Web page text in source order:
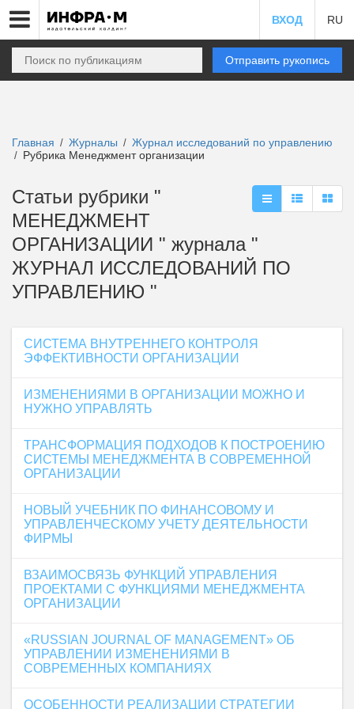
ВХОД RU
Отправить рукопись
Главная / Журналы / Журнал исследований по управлению
/ Рубрика Менеджмент организации
Статьи рубрики "
МЕНЕДЖМЕНТ
ОРГАНИЗАЦИИ " журнала "
ЖУРНАЛ ИССЛЕДОВАНИЙ ПО
УПРАВЛЕНИЮ "
СИСТЕМА ВНУТРЕННЕГО КОНТРОЛЯ
ЭФФЕКТИВНОСТИ ОРГАНИЗАЦИИ
ИЗМЕНЕНИЯМИ В ОРГАНИЗАЦИИ МОЖНО И
НУЖНО УПРАВЛЯТЬ
ТРАНСФОРМАЦИЯ ПОДХОДОВ К ПОСТРОЕНИЮ
СИСТЕМЫ МЕНЕДЖМЕНТА В СОВРЕМЕННОЙ
ОРГАНИЗАЦИИ
НОВЫЙ УЧЕБНИК ПО ФИНАНСОВОМУ И
УПРАВЛЕНЧЕСКОМУ УЧЕТУ ДЕЯТЕЛЬНОСТИ
ФИРМЫ
ВЗАИМОСВЯЗЬ ФУНКЦИЙ УПРАВЛЕНИЯ
ПРОЕКТАМИ С ФУНКЦИЯМИ МЕНЕДЖМЕНТА
ОРГАНИЗАЦИИ
«RUSSIAN JOURNAL OF MANAGEMENT» ОБ
УПРАВЛЕНИИ ИЗМЕНЕНИЯМИ В
СОВРЕМЕННЫХ КОМПАНИЯХ
ОСОБЕННОСТИ РЕАЛИЗАЦИИ СТРАТЕГИИ